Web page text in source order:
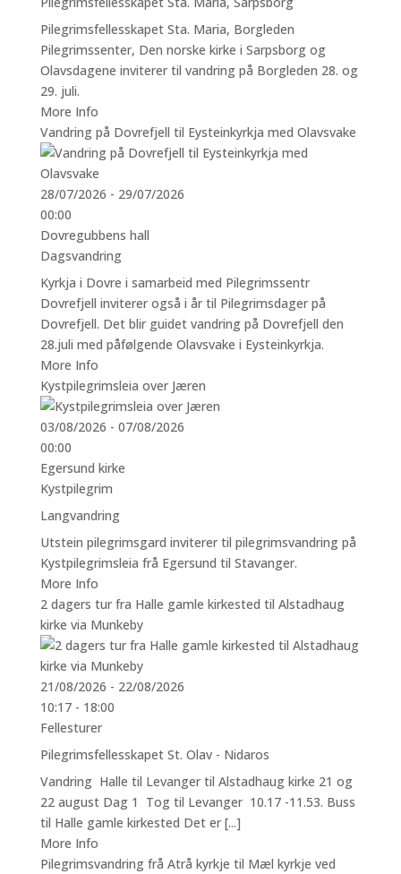
Pilegrimsfellesskapet Sta. Maria, Borgleden
Pilegrimssenter, Den norske kirke i Sarpsborg og
Olavsdagene inviterer til vandring på Borgleden 28. og
29. juli.
More Info
Vandring på Dovrefjell til Eysteinkyrkja med Olavsvake
28/07/2026 - 29/07/2026
00:00
Dovregubbens hall
Dagsvandring
Kyrkja i Dovre i samarbeid med Pilegrimssentr
Dovrefjell inviterer også i år til Pilegrimsdager på
Dovrefjell. Det blir guidet vandring på Dovrefjell den
28.juli med påfølgende Olavsvake i Eysteinkyrkja.
More Info
Kystpilegrimsleia over Jæren
03/08/2026 - 07/08/2026
00:00
Egersund kirke
Kystpilegrim
Langvandring
Utstein pilegrimsgard inviterer til pilegrimsvandring på
Kystpilegrimsleia frå Egersund til Stavanger.
More Info
2 dagers tur fra Halle gamle kirkested til Alstadhaug
kirke via Munkeby
21/08/2026 - 22/08/2026
10:17 - 18:00
Fellesturer
Pilegrimsfellesskapet St. Olav - Nidaros
Vandring Halle til Levanger til Alstadhaug kirke 21 og
22 august Dag 1 Tog til Levanger 10.17 -11.53. Buss
til Halle gamle kirkested Det er [...]
More Info
Pilegrimsvandring frå Atrå kyrkje til Mæl kyrkje ved